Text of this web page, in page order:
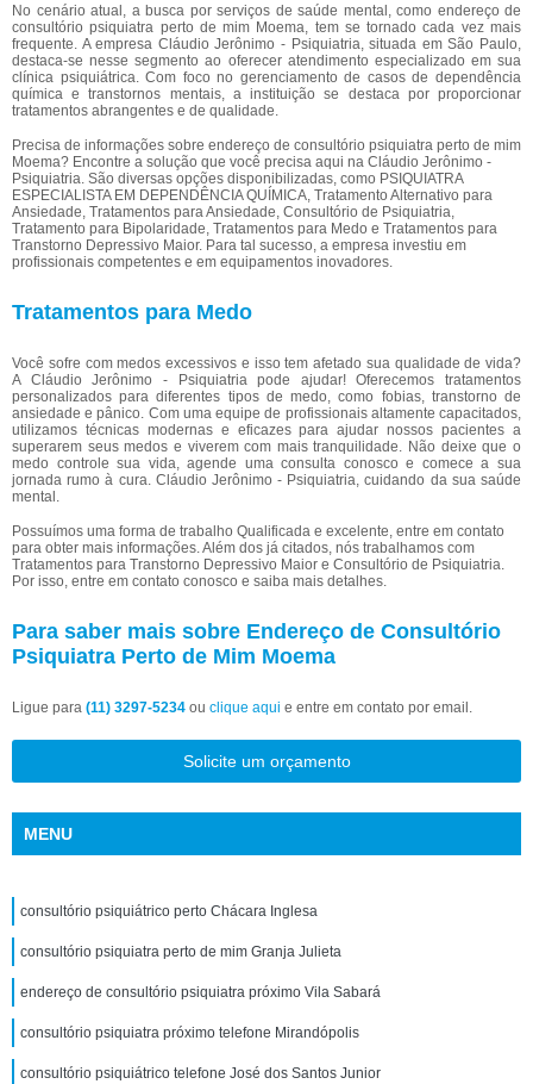
No cenário atual, a busca por serviços de saúde mental, como endereço de
consultório psiquiatra perto de mim Moema, tem se tornado cada vez mais
frequente. A empresa Cláudio Jerônimo - Psiquiatria, situada em São Paulo,
destaca-se nesse segmento ao oferecer atendimento especializado em sua
clínica psiquiátrica. Com foco no gerenciamento de casos de dependência
química e transtornos mentais, a instituição se destaca por proporcionar
tratamentos abrangentes e de qualidade.
Precisa de informações sobre endereço de consultório psiquiatra perto de mim
Moema? Encontre a solução que você precisa aqui na Cláudio Jerônimo -
Psiquiatria. São diversas opções disponibilizadas, como PSIQUIATRA
ESPECIALISTA EM DEPENDÊNCIA QUÍMICA, Tratamento Alternativo para
Ansiedade, Tratamentos para Ansiedade, Consultório de Psiquiatria,
Tratamento para Bipolaridade, Tratamentos para Medo e Tratamentos para
Transtorno Depressivo Maior. Para tal sucesso, a empresa investiu em
profissionais competentes e em equipamentos inovadores.
Tratamentos para Medo
Você sofre com medos excessivos e isso tem afetado sua qualidade de vida?
A Cláudio Jerônimo - Psiquiatria pode ajudar! Oferecemos tratamentos
personalizados para diferentes tipos de medo, como fobias, transtorno de
ansiedade e pânico. Com uma equipe de profissionais altamente capacitados,
utilizamos técnicas modernas e eficazes para ajudar nossos pacientes a
superarem seus medos e viverem com mais tranquilidade. Não deixe que o
medo controle sua vida, agende uma consulta conosco e comece a sua
jornada rumo à cura. Cláudio Jerônimo - Psiquiatria, cuidando da sua saúde
mental.
Possuímos uma forma de trabalho Qualificada e excelente, entre em contato
para obter mais informações. Além dos já citados, nós trabalhamos com
Tratamentos para Transtorno Depressivo Maior e Consultório de Psiquiatria.
Por isso, entre em contato conosco e saiba mais detalhes.
Para saber mais sobre Endereço de Consultório
Psiquiatra Perto de Mim Moema
Ligue para (11) 3297-5234 ou clique aqui e entre em contato por email.
Solicite um orçamento
MENU
consultório psiquiátrico perto Chácara Inglesa
consultório psiquiatra perto de mim Granja Julieta
endereço de consultório psiquiatra próximo Vila Sabará
consultório psiquiatra próximo telefone Mirandópolis
consultório psiquiátrico telefone José dos Santos Junior